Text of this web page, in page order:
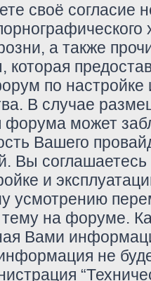
своё согласие
а также
которая
по
В случае
может
Вашего
Вы
и
усмотрению
на форуме.
Вами
не